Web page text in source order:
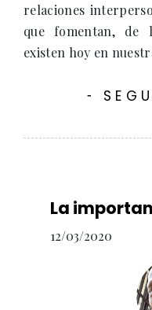
relaciones
que fomentan, de
existen hoy en
-
La
12/03/2020